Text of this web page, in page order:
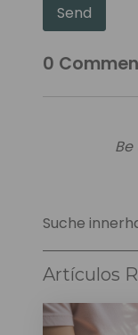
Send
0
Suche
Artículos